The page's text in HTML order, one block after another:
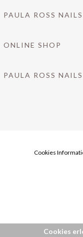
PAULA ROSS NAILS
ONLINE SHOP
PAULA ROSS NAILS
Cookies
Cookies